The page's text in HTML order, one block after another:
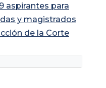
aspirantes para
y magistrados
de la Corte